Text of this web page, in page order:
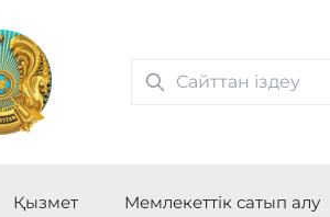
Қызмет Мемлекеттік сатып алу